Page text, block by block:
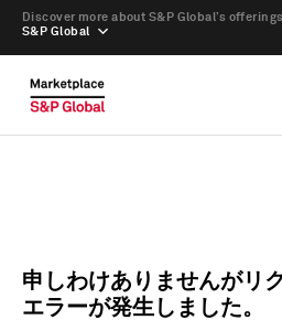
S&P Global
Discover more about S&P Global’s offerings
申しわけありませんがリ
エラーが発生しました。